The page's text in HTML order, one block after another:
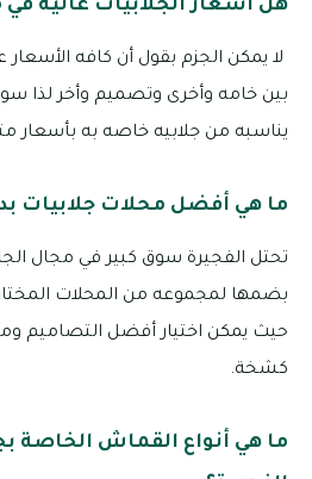
هل أسعار الجلابيات عالية في
لا يمكن الجزم بقول أن كافه الأسعار
بين خامه وأخرى وتصميم وأخر لذا
يناسبه من جلابيه خاصه به بأسعار
ما هي أفضل محلات جلابيات
تحتل الفجيرة سوق كبير في مجال
بضمها لمجموعه من المحلات
حيث يمكن اختيار أفضل التصاميم
كشخة.
ما هي أنواع القماش الخاصة